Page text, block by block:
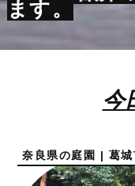
ます。
今
奈良県の庭園 | 葛城